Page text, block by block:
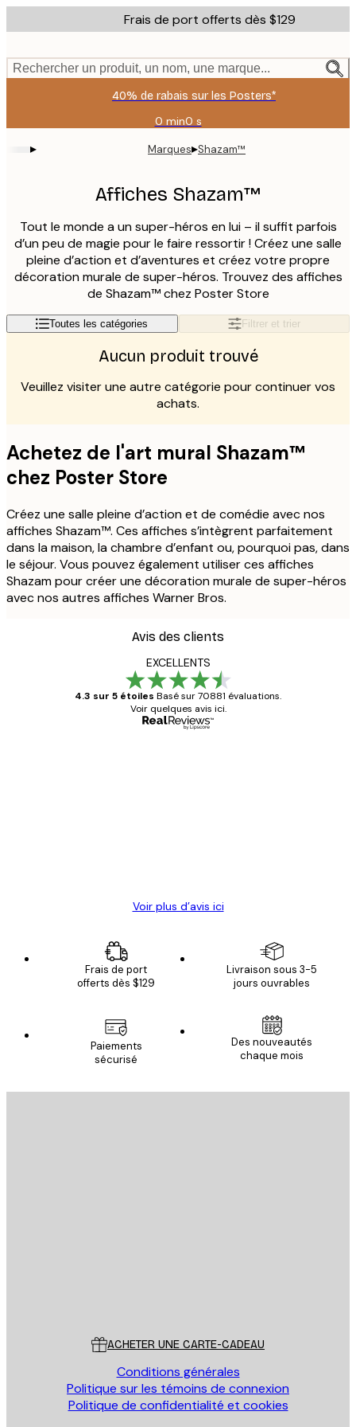
to
content.
Frais de port offerts dès $129
Rechercher un produit, un nom, une marque...
40% de rabais sur les Posters*
0 min0 s
Valable
jusqu'au
:
08-
06
▸ Marques▸Shazam™
Affiches Shazam™
Tout le monde a un super-héros en lui – il suffit parfois
d’un peu de magie pour le faire ressortir ! Créez une salle
pleine d’action et d’aventures et créez votre propre
décoration murale de super-héros. Trouvez des affiches
de Shazam™ chez Poster Store
Toutes les catégories Filtrer et trier
Aucun produit trouvé
Veuillez visiter une autre catégorie pour continuer vos
achats.
Achetez de l'art mural Shazam™
chez Poster Store
Créez une salle pleine d’action et de comédie avec nos
affiches Shazam™. Ces affiches s’intègrent parfaitement
dans la maison, la chambre d’enfant ou, pourquoi pas, dans
le séjour. Vous pouvez également utiliser ces affiches
Shazam pour créer une décoration murale de super-héros
avec nos autres affiches Warner Bros.
Avis des clients
EXCELLENTS
4.3 sur 5 étoiles Basé sur 70881 évaluations.
Voir quelques avis ici.
Voir plus d’avis ici
Frais de port
offerts dès $129
Livraison sous 3-5
jours ouvrables
Paiements
sécurisé
Des nouveautés
chaque mois
ACHETER UNE CARTE-CADEAU
Conditions générales
Politique sur les témoins de connexion
Politique de confidentialité et cookies